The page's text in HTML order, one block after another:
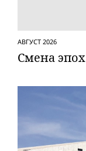
АВГУСТ 2026
Смена эпох